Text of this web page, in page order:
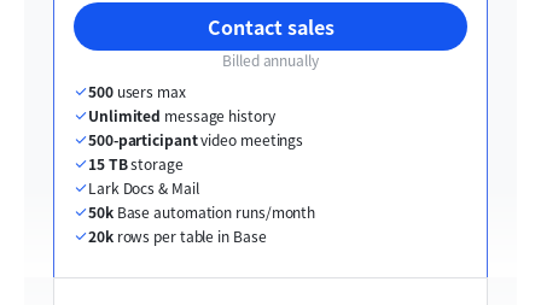
Contact sales
Billed annually
500 users max
Unlimited message history
500-participant video meetings
15 TB storage
Lark Docs & Mail
50k Base automation runs/month
20k rows per table in Base